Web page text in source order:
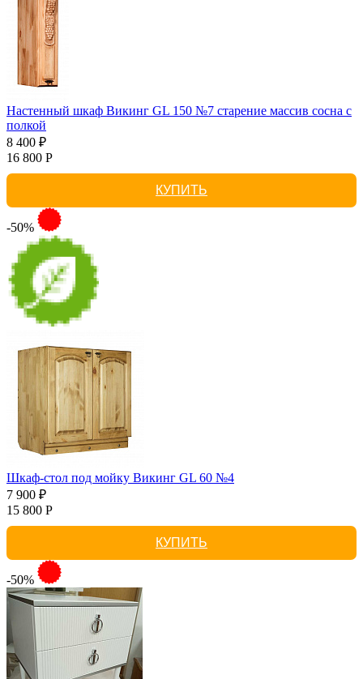
Настенный шкаф Викинг GL 150 №7 старение массив сосна с
полкой
8 400 ₽
16 800 Р
КУПИТЬ
-50%
Шкаф-стол под мойку Викинг GL 60 №4
7 900 ₽
15 800 Р
КУПИТЬ
-50%